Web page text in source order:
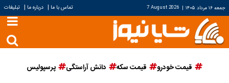
جمعه ۱۶ مرداد ۱۴۰۵ |
7 August 2026 تماس با ما | درباره ما | تبلیغات
قیمت خودرو قیمت سکه دانش آراستگی پرسپولیس